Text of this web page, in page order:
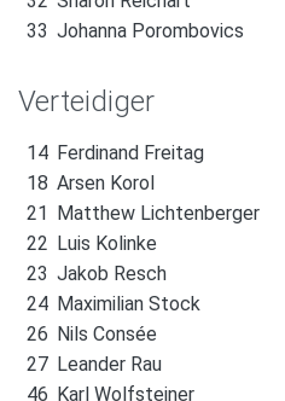
33 Johanna Porombovics
Verteidiger
14 Ferdinand Freitag
18 Arsen Korol
21 Matthew Lichtenberger
22 Luis Kolinke
23 Jakob Resch
24 Maximilian Stock
26 Nils Consée
27 Leander Rau
46 Karl Wolfsteiner